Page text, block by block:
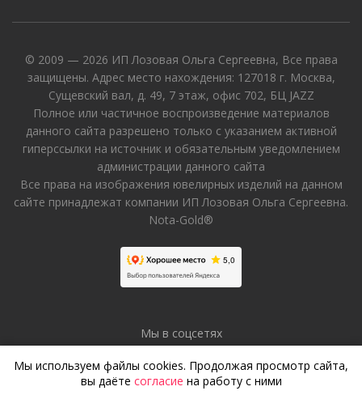
© 2009 — 2026 ИП Лозовая Ольга Сергеевна, Все права
защищены. Адрес место нахождения: 127018 г. Москва,
Сущевский вал, д. 49, 7 этаж, офис 702, БЦ JAZZ
Полное или частичное воспроизведение материалов
данного сайта разрешено только с указанием активной
гиперссылки на источник и обязательным уведомлением
администрации данного сайта
Все права на изображения ювелирных изделий на данном
сайте принадлежат компании ИП Лозовая Ольга Сергеевна.
Nota-Gold®
Мы в соцсетях
Мы используем файлы cookies. Продолжая просмотр сайта,
вы даёте согласие на работу с ними